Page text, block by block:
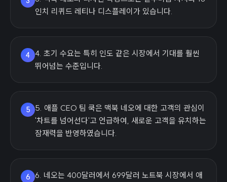
인치 리퀴드 레티나 디스플레이가 있습니다.
4
4. 초기 수요는 특히 인도 같은 시장에서 기대를 훨씬
뛰어넘는 수준입니다.
5
5. 애플 CEO 팀 쿡은 맥북 네오에 대한 고객의 관심이
'차트를 넘어선다'고 언급하여, 새로운 고객을 유치하는
잠재력을 반영하였습니다.
6
6. 네오는 400달러에서 699달러 노트북 시장에서 애